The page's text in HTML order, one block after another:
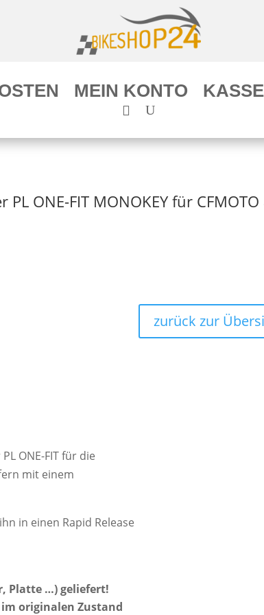
MEIN KONTO KASSE
ONE-FIT MONOKEY für
ONE-FIT für die
mit einem
in einen Rapid Release
Platte …) geliefert!
originalen Zustand
zurück zur